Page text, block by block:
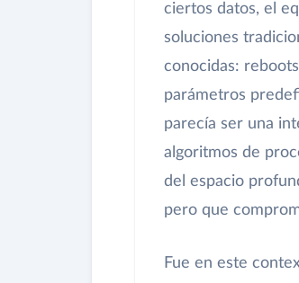
ciertos datos, el
soluciones
conocidas:
parámetros
parecía ser una
algoritmos de
del espacio
pero que
Fue en este